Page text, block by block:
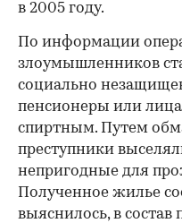
в 2005 году.
По информации
злоумышленников
социально
пенсионеры или
спиртным. Путем
преступники
непригодные для
Полученное жилье
выяснилось, в состав